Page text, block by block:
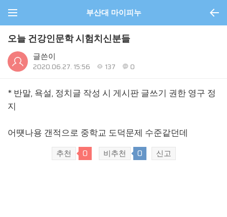
부산대 마이피누
오늘 건강인문학 시험치신분들
글쓴이
2020.06.27. 15:56 137 0
* 반말, 욕설, 정치글 작성 시 게시판 글쓰기 권한 영구 정
지
어떗나용 갠적으로 중학교 도덕문제 수준같던데
추천 0 비추천 0 신고